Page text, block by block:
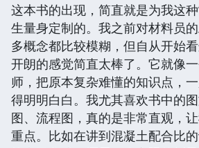
这本书的出现，简直就是为我这
生量身定制的。我之前对材料员
多概念都比较模糊，但自从开始
开朗的感觉简直太棒了。它就像
师，把原本复杂难懂的知识点，
得明明白白。我尤其喜欢书中的
图、流程图，真的是非常直观，
重点。比如在讲到混凝土配合比